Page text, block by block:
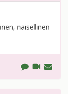
naisellinen